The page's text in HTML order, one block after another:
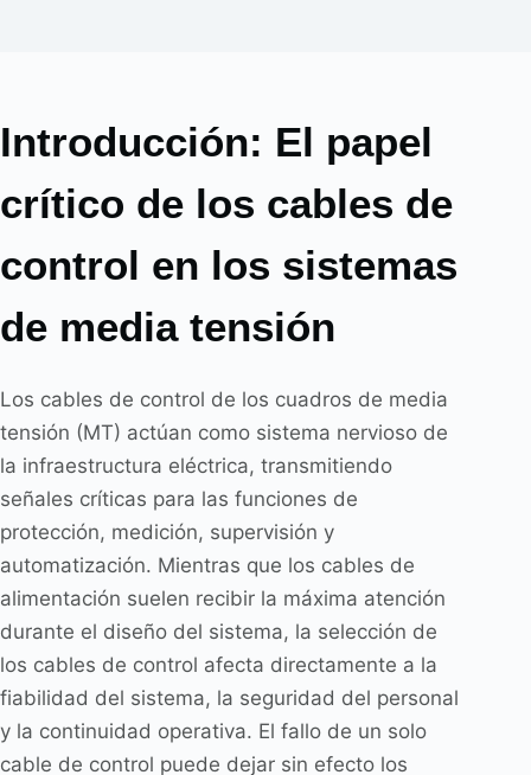
Introducción: El papel
crítico de los cables de
control en los sistemas
de media tensión
Los cables de control de los cuadros de media
tensión (MT) actúan como sistema nervioso de
la infraestructura eléctrica, transmitiendo
señales críticas para las funciones de
protección, medición, supervisión y
automatización. Mientras que los cables de
alimentación suelen recibir la máxima atención
durante el diseño del sistema, la selección de
los cables de control afecta directamente a la
fiabilidad del sistema, la seguridad del personal
y la continuidad operativa. El fallo de un solo
cable de control puede dejar sin efecto los